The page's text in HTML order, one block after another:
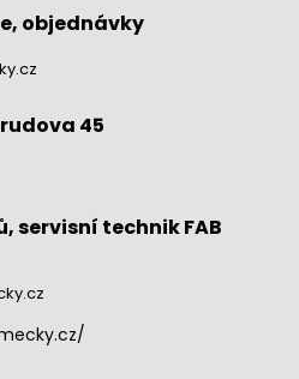
objednávky
45
servisní technik FAB